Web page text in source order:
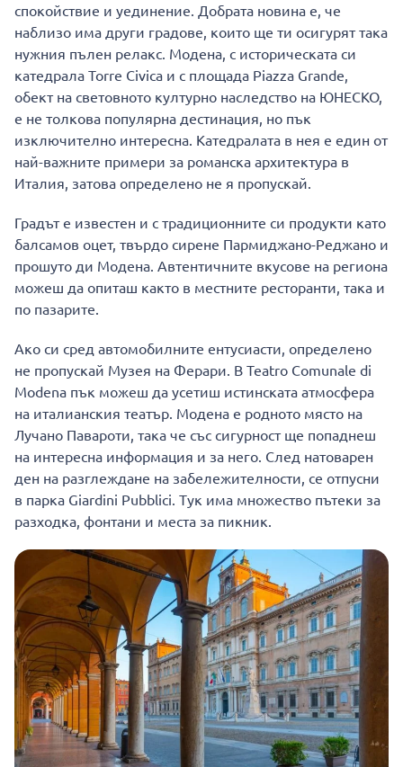
спокойствие и уединение. Добрата новина е, че
наблизо има други градове, които ще ти осигурят така
нужния пълен релакс. Модена, с историческата си
катедрала Torre Civica и с площада Piazza Grande,
обект на световното културно наследство на ЮНЕСКО,
е не толкова популярна дестинация, но пък
изключително интересна. Катедралата в нея е един от
най-важните примери за романска архитектура в
Италия, затова определено не я пропускай.
Градът е известен и с традиционните си продукти като
балсамов оцет, твърдо сирене Пармиджано-Реджано и
прошуто ди Модена. Автентичните вкусове на региона
можеш да опиташ както в местните ресторанти, така и
по пазарите.
Ако си сред автомобилните ентусиасти, определено
не пропускай Музея на Ферари. В Teatro Comunale di
Modena пък можеш да усетиш истинската атмосфера
на италианския театър. Модена е родното място на
Лучано Павароти, така че със сигурност ще попаднеш
на интересна информация и за него. След натоварен
ден на разглеждане на забележителности, се отпусни
в парка Giardini Pubblici. Тук има множество пътеки за
разходка, фонтани и места за пикник.